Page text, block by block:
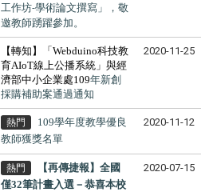
工作坊-學術論文撰寫」，敬
邀教師踴躍參加。
【轉知】「Webduino科技教
育AIoT線上公播系統」與經
濟部中小企業處109年新創
採購補助案通過通知
2020-11-25
熱門
109學年度教學優良
教師獲獎名單
2020-11-12
熱門
【再傳捷報】全國
僅32筆計畫入選－ 恭喜本校
2020-07-15